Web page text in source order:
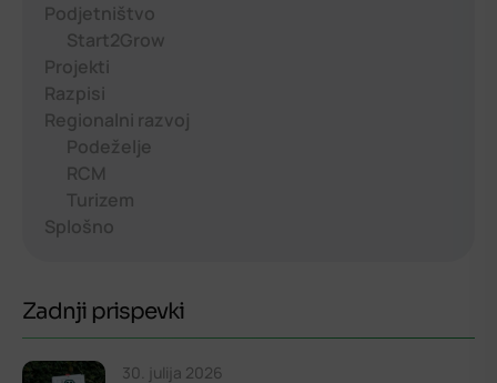
Podjetništvo
Start2Grow
Projekti
Razpisi
Regionalni razvoj
Podeželje
RCM
Turizem
Splošno
Zadnji prispevki
30. julija 2026